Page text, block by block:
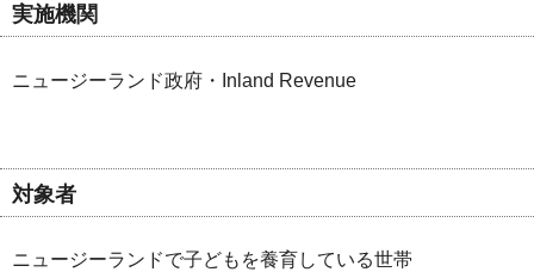
実施機関
ニュージーランド政府・Inland Revenue
対象者
ニュージーランドで子どもを養育している世帯